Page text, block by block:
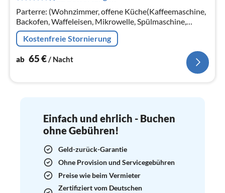
Parterre: (Wohnzimmer, offene Küche(Kaffeemaschine,
Backofen, Waffeleisen, Mikrowelle, Spülmaschine,
Kühl-/Gefrierkombination), Esstisch(4 Personen)) In
der 1.
Kostenfreie Stornierung
ab 65€/ Nacht
Einfach und ehrlich - Buchen
ohne Gebühren!
Geld-zurück-Garantie
Ohne Provision und Servicegebühren
Preise wie beim Vermieter
Zertifiziert vom Deutschen